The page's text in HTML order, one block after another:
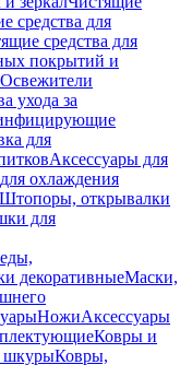
средства для
средства для
покрытий и
Освежители
ухода за
для
Аксессуары для
охлаждения
Штопоры, открывалки
для
декоративныеМаски,
НожиАксессуары
Ковры и
шкурыКовры,